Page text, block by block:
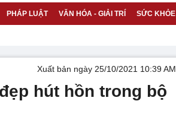
PHÁP LUẬT VĂN HÓA - GIẢI TRÍ SỨC KHỎE
Xuất bản ngày 25/10/2021 10:39 AM
hút hồn trong bộ